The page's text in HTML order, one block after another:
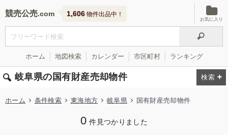
競売公売 1,606 物件出品中！
お気に入り
ホーム 地図検索 カレンダー 市区町村 ランキング
岐阜県の国有財産売却物件
ホーム 条件検索 東海地方 岐阜県 国有財産売却物件
0 件見つかりました